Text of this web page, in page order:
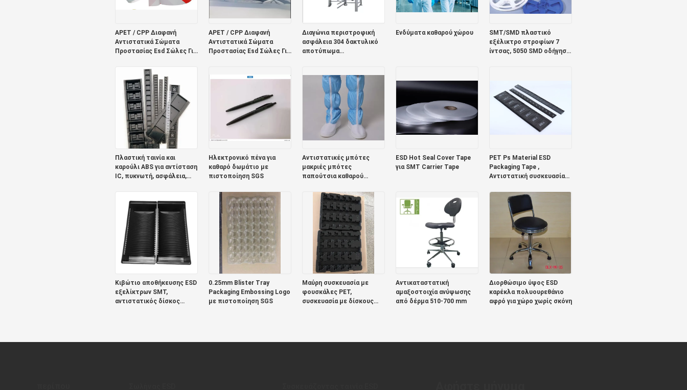
APET / CPP Διαφανή
Αντιστατικά Σώματα
Προστασίας Esd Σώλες Για
APET / CPP Διαφανή
Αντιστατικά Σώματα
Προστασίας Esd Σώλες Για
Διαγώνια περιστροφική
ασφάλεια 304 δακτυλικό
αποτύπωμα
Ενδύματα καθαρού χώρου
SMT/SMD πλαστικό
εξέλικτρο στροφίων 7
ίντσας, 5050 SMD οδήγησε
Πλαστική ταινία και
καρούλι ABS για αντίσταση
IC, πυκνωτή, ασφάλεια,
Ηλεκτρονικό πένα για
καθαρό δωμάτιο με
πιστοποίηση SGS
Αντιστατικές μπότες
μακριές μπότες
παπούτσια καθαρού
μεγέθη 35-50
ESD Hot Seal Cover Tape
για SMT Carrier Tape
PET Ps Material ESD
Packaging Tape ,
Αντιστατική συσκευασία
Κιβώτιο αποθήκευσης ESD
εξελίκτρων SMT,
αντιστατικός δίσκος
0.25mm Blister Tray
Packaging Embossing Logo
με πιστοποίηση SGS
Μαύρη συσκευασία με
φουσκάλες PET,
συσκευασία με δίσκους
Αντικαταστατική
αμαξοστοιχία ανύψωσης
από δέρμα 510-700 mm
Διορθώσιμο ύψος ESD
καρέκλα πολυουρεθάνιο
αφρό για χώρο χωρίς σκόνη